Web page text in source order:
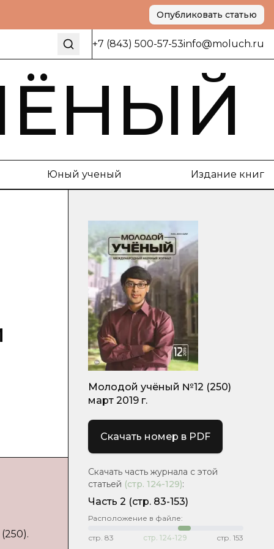
Опубликовать статью
+7 (843) 500-57-53info@moluch.ru
Юный ученый Издание книг
Молодой учёный №12 (250)
март 2019 г.
Скачать номер в PDF
Скачать часть журнала с этой
статьей (стр. 124-129):
Часть 2 (стр. 83-153)
Расположение в файле:
стр. 83 стр. 124-129 стр. 153